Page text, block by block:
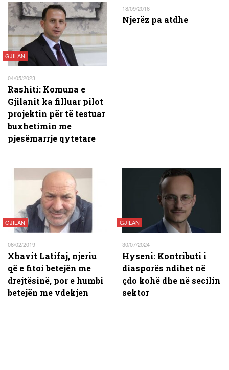
GJILAN
04/05/2023
Rashiti: Komuna e
Gjilanit ka filluar pilot
projektin për të testuar
buxhetimin me
pjesëmarrje qytetare
18/09/2016
Njerëz pa atdhe
GJILAN
06/02/2019
Xhavit Latifaj, njeriu
që e fitoi betejën me
drejtësinë, por e humbi
betejën me vdekjen
GJILAN
30/07/2024
Hyseni: Kontributi i
diasporës ndihet në
çdo kohë dhe në secilin
sektor